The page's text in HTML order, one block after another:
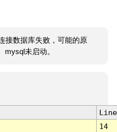
接数据库失败，可能的原
mysql未启动。
Line
14